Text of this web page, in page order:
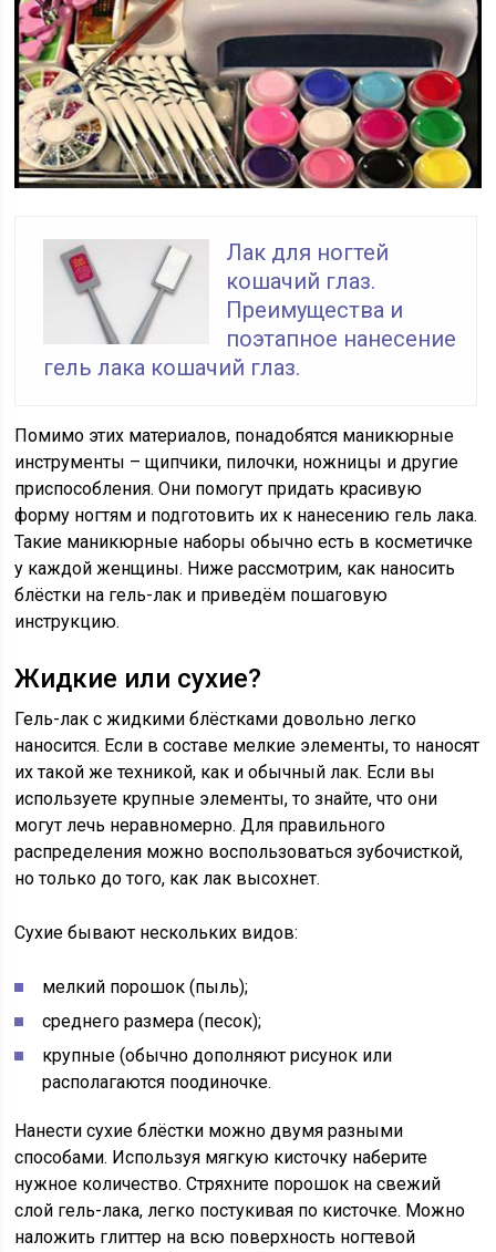
Лак для ногтей
кошачий глаз.
Преимущества и
поэтапное нанесение
гель лака кошачий глаз.
Помимо этих материалов, понадобятся маникюрные
инструменты – щипчики, пилочки, ножницы и другие
приспособления. Они помогут придать красивую
форму ногтям и подготовить их к нанесению гель лака.
Такие маникюрные наборы обычно есть в косметичке
у каждой женщины. Ниже рассмотрим, как наносить
блёстки на гель-лак и приведём пошаговую
инструкцию.
Жидкие или сухие?
Гель-лак с жидкими блёстками довольно легко
наносится. Если в составе мелкие элементы, то наносят
их такой же техникой, как и обычный лак. Если вы
используете крупные элементы, то знайте, что они
могут лечь неравномерно. Для правильного
распределения можно воспользоваться зубочисткой,
но только до того, как лак высохнет.
Сухие бывают нескольких видов:
мелкий порошок (пыль);
среднего размера (песок);
крупные (обычно дополняют рисунок или
располагаются поодиночке.
Нанести сухие блёстки можно двумя разными
способами. Используя мягкую кисточку наберите
нужное количество. Стряхните порошок на свежий
слой гель-лака, легко постукивая по кисточке. Можно
наложить глиттер на всю поверхность ногтевой